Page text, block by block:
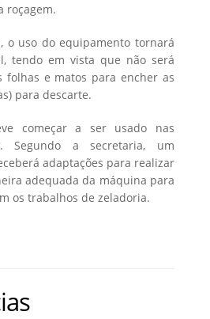
roçagem.
o uso do equipamento tornará
tendo em vista que não será
folhas e matos para encher as
para descarte.
começar a ser usado nas
Segundo a secretaria, um
adaptações para realizar
adequada da máquina para
os trabalhos de zeladoria.